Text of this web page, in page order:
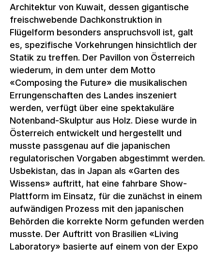
Architektur von Kuwait, dessen gigantische
freischwebende Dachkonstruktion in
Flügelform besonders anspruchsvoll ist, galt
es, spezifische Vorkehrungen hinsichtlich der
Statik zu treffen. Der Pavillon von Österreich
wiederum, in dem unter dem Motto
«Composing the Future» die musikalischen
Errungenschaften des Landes inszeniert
werden, verfügt über eine spektakuläre
Notenband-Skulptur aus Holz. Diese wurde in
Österreich entwickelt und hergestellt und
musste passgenau auf die japanischen
regulatorischen Vorgaben abgestimmt werden.
Usbekistan, das in Japan als «Garten des
Wissens» auftritt, hat eine fahrbare Show-
Plattform im Einsatz, für die zunächst in einem
aufwändigen Prozess mit den japanischen
Behörden die korrekte Norm gefunden werden
musste. Der Auftritt von Brasilien «Living
Laboratory» basierte auf einem von der Expo